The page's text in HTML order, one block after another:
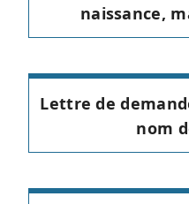
naissance,
Lettre de
nom